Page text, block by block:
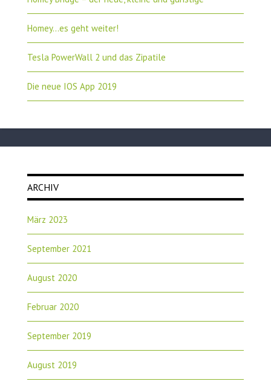
Homey…es geht weiter!
Tesla PowerWall 2 und das Zipatile
Die neue IOS App 2019
ARCHIV
März 2023
September 2021
August 2020
Februar 2020
September 2019
August 2019